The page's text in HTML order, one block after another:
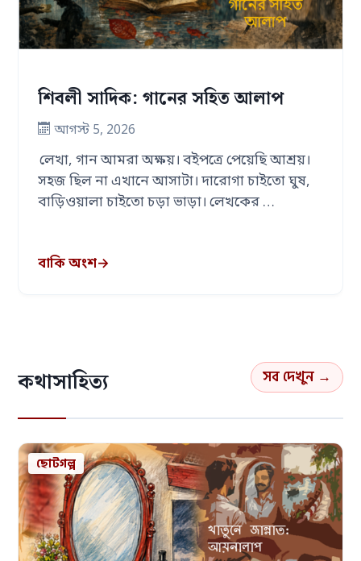
শিবলী সাদিক: গানের সহিত আলাপ
আগস্ট 5, 2026
লেখা, গান আমরা অক্ষয়। বইপত্রে পেয়েছি আশ্রয়।
সহজ ছিল না এখানে আসাটা। দারোগা চাইতো ঘুষ,
বাড়িওয়ালা চাইতো চড়া ভাড়া। লেখকের …
বাকি অংশ→
কথাসাহিত্য সব দেখুন →
ছোটগল্প